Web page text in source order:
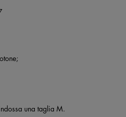
una taglia M.